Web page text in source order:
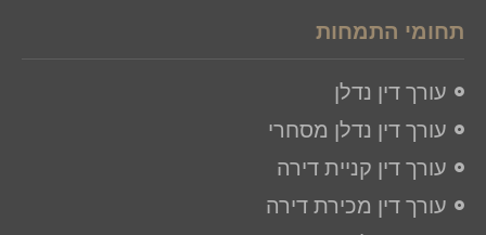
תחומי התמחות
עורך דין נדלן
עורך דין נדלן מסחרי
עורך דין קניית דירה
עורך דין מכירת דירה